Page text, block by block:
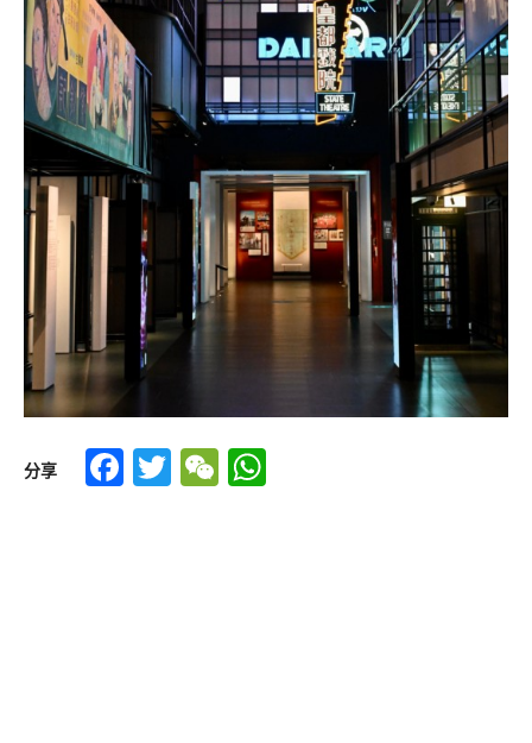
分享 Facebook
TwitterWeChat